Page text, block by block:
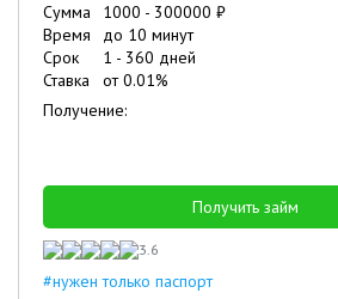
Сумма 1000 - 300000 ₽
Время
до 10 минут
Срок
1 - 360 дней
Ставка
от0.01%
Получение:
Получить займ
3.6
#нужен только паспорт